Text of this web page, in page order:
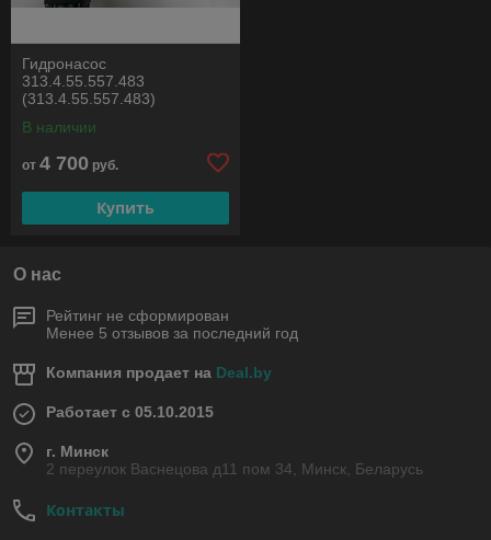
Гидронасос
313.4.55.557.483
(313.4.55.557.483)
В наличии
от 4 700 руб.
Купить
О нас
Рейтинг не сформирован
Менее 5 отзывов за последний год
Компания продает на Deal.by
Работает с 05.10.2015
г. Минск
2 переулок Васнецова д11 пом 34, Минск, Беларусь
Контакты